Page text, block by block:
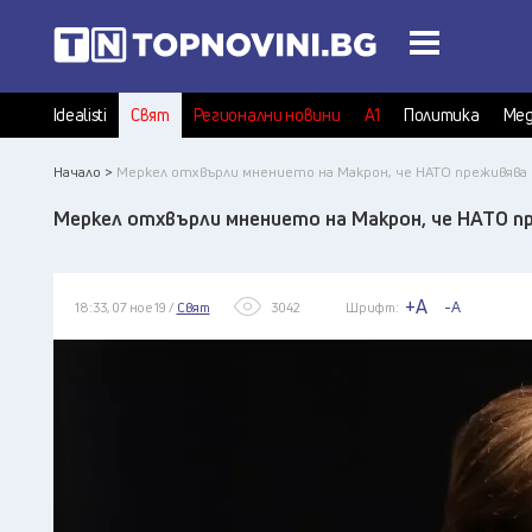
Idealisti Свят Регионални новини А1 Политика
Начало > Меркел отхвърли мнението на Макрон, че НАТО
Меркел отхвърли мнението на Макрон, че НАТО
18:33, 07 ное 19 / Свят 3042 Шрифт: +A -A